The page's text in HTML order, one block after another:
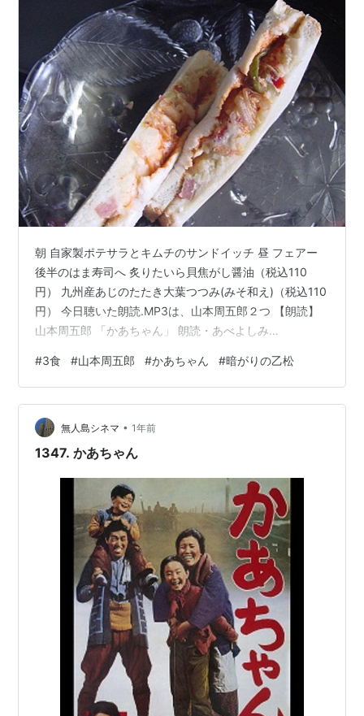
朝 自家製ポテサラとキムチのサンドイッチ 昼 フェアー
後半のはま寿司へ 炙りたいら貝焦がし醤油（税込110
円） 九州産あじのたたき大葉つつみ(みそ和え)（税込110
円） 今日聴いた朗読.MP3は、山本周五郎２つ 【朗読】
山本周五郎 「かあちゃん」 朗読・あべよしみ
松」 朗読・あべよしみ www.youtube.com 2作品とも
（今やではなく）ファンタジー。でも悪くない。 おれは
知らなかったが「かあちゃん」は映画化されてる。「暗
がりの乙松」はNHKでドラマ化されてる。いつか観てみ
たい。 晩 自家製チキンカツ （My Favorit…
#3食 #山本周五郎 #かあちゃん #暗がりの乙松
無人島シネマ • 1年前
1347. かあちゃん